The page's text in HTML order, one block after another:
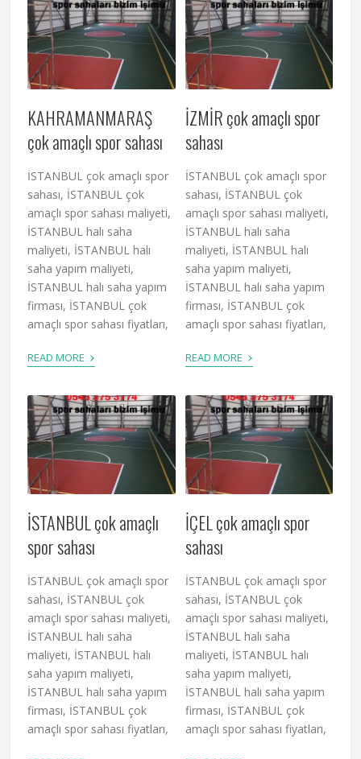
KAHRAMANMARAŞ
çok amaçlı spor sahası
İSTANBUL çok amaçlı spor
sahası, İSTANBUL çok
amaçlı spor sahası maliyeti,
İSTANBUL halı saha
maliyeti, İSTANBUL halı
saha yapım maliyeti,
İSTANBUL halı saha yapım
firması, İSTANBUL çok
amaçlı spor sahası fiyatları,
READ MORE ›
İZMİR çok amaçlı spor
sahası
İSTANBUL çok amaçlı spor
sahası, İSTANBUL çok
amaçlı spor sahası maliyeti,
İSTANBUL halı saha
maliyeti, İSTANBUL halı
saha yapım maliyeti,
İSTANBUL halı saha yapım
firması, İSTANBUL çok
amaçlı spor sahası fiyatları,
READ MORE ›
İSTANBUL çok amaçlı
spor sahası
İSTANBUL çok amaçlı spor
sahası, İSTANBUL çok
amaçlı spor sahası maliyeti,
İSTANBUL halı saha
maliyeti, İSTANBUL halı
saha yapım maliyeti,
İSTANBUL halı saha yapım
firması, İSTANBUL çok
amaçlı spor sahası fiyatları,
İÇEL çok amaçlı spor
sahası
İSTANBUL çok amaçlı spor
sahası, İSTANBUL çok
amaçlı spor sahası maliyeti,
İSTANBUL halı saha
maliyeti, İSTANBUL halı
saha yapım maliyeti,
İSTANBUL halı saha yapım
firması, İSTANBUL çok
amaçlı spor sahası fiyatları,